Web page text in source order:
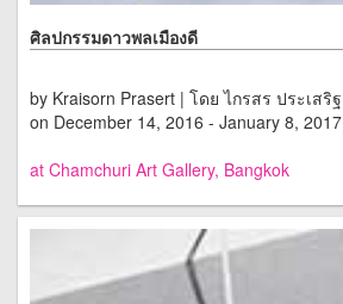
ศิลปกรรมดาวพลเมืองดี
by Kraisorn Prasert | โดย ไกรสร ประเสริฐ
on December 14, 2016 - January 8, 2017
at Chamchuri Art Gallery, Bangkok